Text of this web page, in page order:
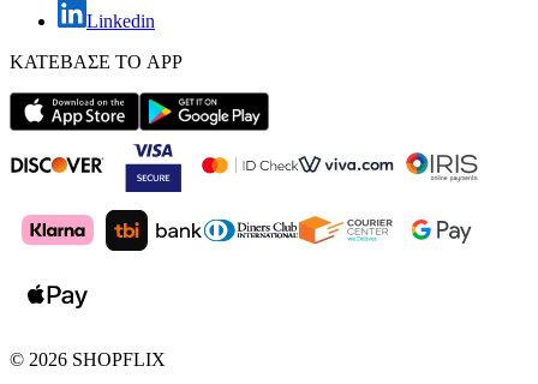
Linkedin
ΚΑΤΕΒΑΣΕ ΤΟ APP
© 2026 SHOPFLIX